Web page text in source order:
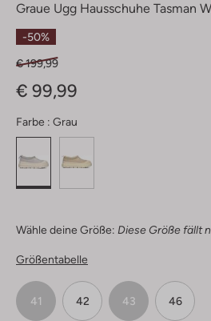
Graue Ugg Hausschuhe Tasman
-50%
€ 199,99
€ 99,99
Farbe : Grau
Wähle deine Größe: Diese Größe fällt
Größentabelle
41 42 43 46